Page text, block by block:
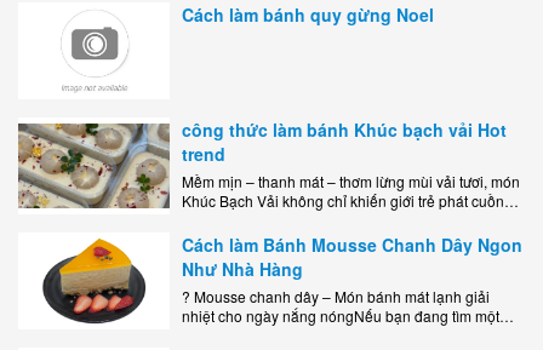
Cách làm bánh quy gừng Noel
công thức làm bánh Khúc bạch vải Hot
trend
Mềm mịn – thanh mát – thơm lừng mùi vải tươi, món
Khúc Bạch Vải không chỉ khiến giới trẻ phát cuồng
Cách làm Bánh Mousse Chanh Dây Ngon
Như Nhà Hàng
? Mousse chanh dây – Món bánh mát lạnh giải
nhiệt cho ngày nắng nóngNếu bạn đang tìm một